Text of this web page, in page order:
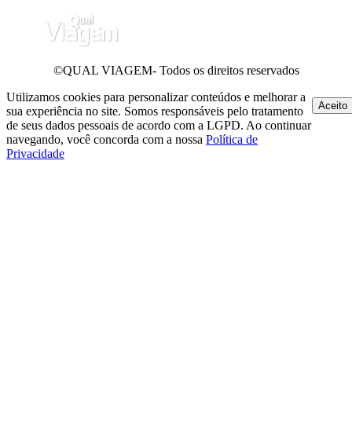
©QUAL VIAGEM- Todos os direitos reservados
Utilizamos cookies para personalizar conteúdos e melhorar a
sua experiência no site. Somos responsáveis pelo tratamento
de seus dados pessoais de acordo com a LGPD. Ao continuar
navegando, você concorda com a nossa Política de
Privacidade
Aceito